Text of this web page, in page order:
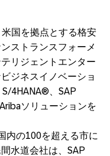
米国を拠点とする格安
ストランスフォーメ
リジェントエンター
ジネスイノベーショ
4HANA®、SAP
ソリューションを
内の100を超える市に
水道会社は、SAP